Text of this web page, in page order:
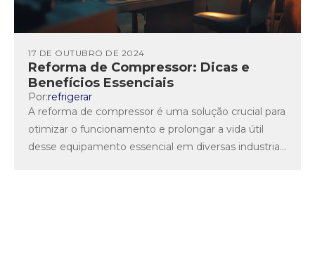
Reforma de Compressor: Dicas e
Benefícios Essenciais
17 DE OUTUBRO DE 2024
Por:refrigerar
A reforma de compressor é uma solução crucial para
otimizar o funcionamento e prolongar a vida útil
desse equipamento essencial em diversas industrias.